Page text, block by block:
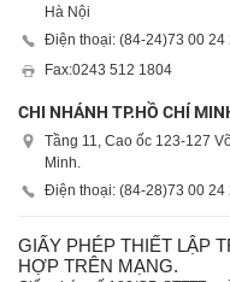
Hà Nội
Điện thoại: (84-24)73 00 24
Fax:0243 512 1804
CHI NHÁNH TP.HỒ CHÍ
Tầng 11, Cao ốc 123-127
Minh.
Điện thoại: (84-28)73 00 24
GIẤY PHÉP THIẾT LẬP
HỢP TRÊN MẠNG.